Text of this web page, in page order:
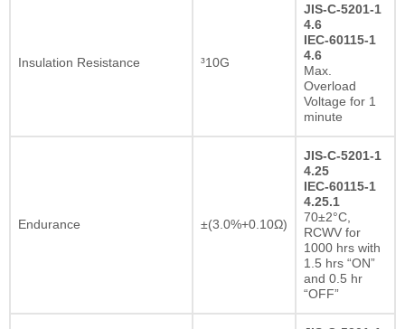
Insulation Resistance ³10G
JIS-C-5201-1
4.6
IEC-60115-1
4.6
Max.
Overload
Voltage for 1
minute
Endurance ±(3.0%+0.10Ω)
JIS-C-5201-1
4.25
IEC-60115-1
4.25.1
70±2°C,
RCWV for
1000 hrs with
1.5 hrs “ON”
and 0.5 hr
“OFF”